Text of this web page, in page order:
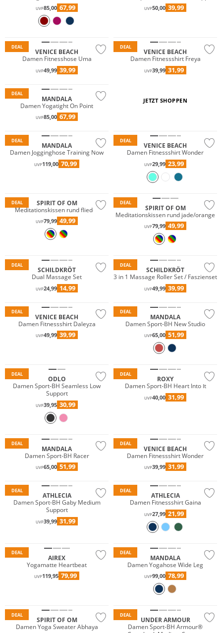
UVP85,00 67,99 UVP50,00 39,99
DEAL
VENICE BEACH
Damen Fitnesshose Uma
UVP49,99 39,99
DEAL
VENICE BEACH
Damen Fitnessshirt Freya
UVP39,99 31,99
DEAL
MANDALA
Damen Yogatight On Point
UVP85,00 67,99
JETZT SHOPPEN
DEAL
MANDALA
Damen Jogginghose Training Now
UVP119,00 70,99
DEAL
VENICE BEACH
Damen Fitnessshirt Wonder
UVP29,99 23,99
DEAL
SPIRIT OF OM
Meditationskissen rund flieder
UVP79,99 49,99
DEAL
SPIRIT OF OM
Meditationskissen rund jade/orange
UVP79,99 49,99
DEAL
SCHILDKRÖT
Dual Massage Set
UVP24,99 14,99
DEAL
SCHILDKRÖT
3 in 1 Massage Roller Set / Faszienset
UVP49,99 39,99
DEAL
VENICE BEACH
Damen Fitnessshirt Daleyza
UVP49,99 39,99
DEAL
MANDALA
Damen Sport-BH New Studio
UVP65,00 51,99
DEAL
ODLO
Damen Sport-BH Seamless Low
Support
UVP39,95 30,99
DEAL
ROXY
Damen Sport-BH Heart Into It
UVP40,00 31,99
DEAL
MANDALA
Damen Sport-BH Racer
UVP65,00 51,99
DEAL
VENICE BEACH
Damen Fitnessshirt Wonder
UVP39,99 31,99
DEAL
ATHLECIA
Damen Sport-BH Gaby Medium
Support
UVP39,99 31,99
DEAL
ATHLECIA
Damen Fitnessshirt Gaina
UVP27,99 21,99
DEAL
AIREX
Yogamatte Heartbeat
UVP119,95 79,99
DEAL
MANDALA
Damen Yogahose Wide Leg
UVP99,00 78,99
DEAL
SPIRIT OF OM
Damen Yoga Sweater Abhaya
DEAL
UNDER ARMOUR
Damen Sport-BH Armour®